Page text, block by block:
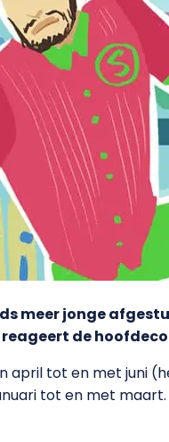
meer jonge
de
april tot en met juni
tot en met